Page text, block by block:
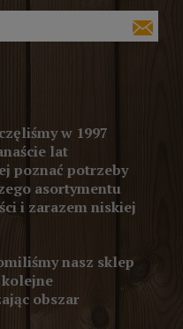
w 1997
lat
poznać potrzeby
asortymentu
i zarazem niskiej
nasz sklep
obszar